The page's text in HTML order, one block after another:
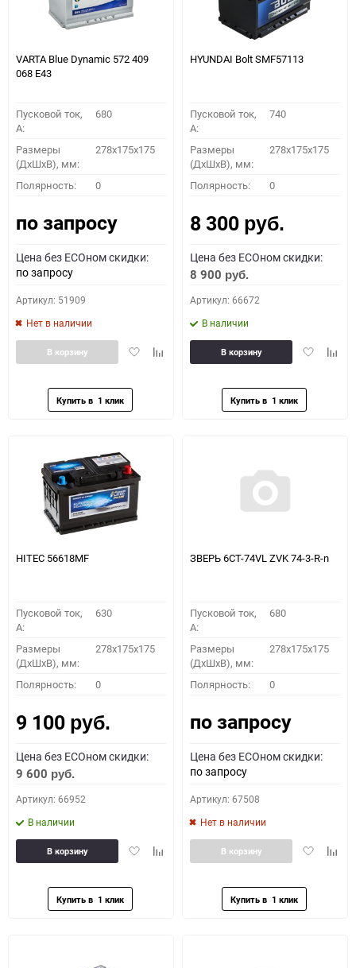
VARTA Blue Dynamic 572 409
068 E43
Пусковой ток,
A:
680
Размеры
(ДхШхВ), мм:
278x175x175
Полярность: 0
по запросу
Цена без ECOном скидки:
по запросу
Артикул: 51909
Нет в наличии
ДобавитьДобавить
В корзину
HYUNDAI Bolt SMF57113
Пусковой ток,
A:
740
Размеры
(ДхШхВ), мм:
278x175x175
Полярность: 0
8 300 руб.
Цена без ECOном скидки:
8 900 руб.
Артикул: 66672
В наличии
Добавить
В корзину
HITEC 56618MF
Пусковой ток,
A:
630
Размеры
(ДхШхВ), мм:
278x175x175
Полярность: 0
9 100 руб.
Цена без ECOном скидки:
9 600 руб.
Артикул: 66952
В наличии
ДобавитьДобавить
В корзину
ЗВЕРЬ 6СТ-74VL ZVK 74-3-R-n
Пусковой ток,
A:
680
Размеры
(ДхШхВ), мм:
278x175x175
Полярность: 0
по запросу
Цена без ECOном скидки:
по запросу
Артикул: 67508
Нет в наличии
Добавить
В корзину